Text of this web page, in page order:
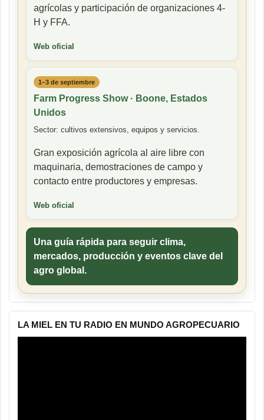
agrícolas y participación de organizaciones 4-
H y FFA.
Web oficial
1–3 de septiembre
Farm Progress Show · Boone, Estados
Unidos
Sector: cultivos extensivos, equipos y servicios.
Gran exposición agrícola al aire libre con
maquinaria, demostraciones de campo y
contacto entre productores y empresas.
Web oficial
Una guía rápida para seguir clima,
mercados, producción y eventos clave del
agro global.
LA MIEL EN TU RADIO EN MUNDO AGROPECUARIO